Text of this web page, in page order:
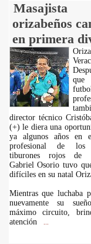
Masajista
orizabeños
en primera
director técnico
(+) le diera una
ya algunos años en
profesional de los
tiburones rojos de
Gabriel Osorio tuvo
difíciles en su natal
Mientras que luchaba
nuevamente su
máximo circuito,
atención